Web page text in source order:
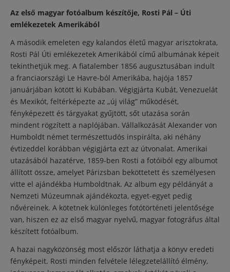
Az első magyar fotóalbum készítője, Rosti Pál – Úti
emlékezetek Amerikából
A második emeleten egy kalandos életű magyar arisztokrata,
Rosti Pál Úti emlékezetek Amerikából című albumának képeit
tekinthetjük meg. A fiatalember 1856 augusztusában indult
a franciaországi Le Havre-ból Amerikába, hajója 1857
januárjában kötött ki Kubában. Végigjárta Kubát, Venezuelát
és Mexikót, feltérképezte az „új világ” működését,
fényképezett és tárgyakat gyűjtött, sőt utazása során
mindent rögzített a naplójában. Vállalkozását Alexander von
Humboldt német természettudós inspirálta, aki néhány
évtizeddel korábban végigjárta ezt az útvonalat. Amerikai
utazásából hazatérve, 1859-ben Rosti a fotóiból egy albumot
állított össze, amelyet Párizsban beköttetett és személyesen
vitte el ajándékba Humboldtnak. Az album egy példányát a
Nemzeti Múzeumnak ajándékozta, egyet-egyet pedig
nővéreinek. A kötetnek különleges fotótörténeti jelentősége
van, hiszen ez az első magyar nyelvű, magyar fotográfus által
készített fotóalbum.
A hazai nagyközönség most először láthatja a könyv eredeti
fényképeit. Rosti minden felvétele lélegzetelállító élmény,